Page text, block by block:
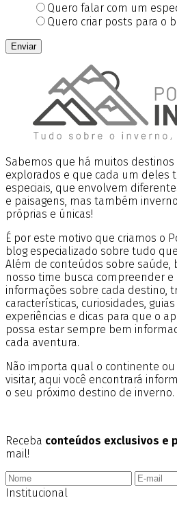
Quero falar com um
Quero criar posts para o
Enviar
Sabemos que há muitos destinos
explorados e que cada um deles
especiais, que envolvem
e paisagens, mas também
próprias e únicas!
É por este motivo que criamos o
blog especializado sobre tudo
Além de conteúdos sobre saúde,
nosso time busca compreender
informações sobre cada destino,
características, curiosidades,
experiências e dicas para que o
possa estar sempre bem
cada aventura.
Não importa qual o continente ou
visitar, aqui você encontrará
o seu próximo destino de inverno.
Receba conteúdos exclusivos e
mail!
Institucional